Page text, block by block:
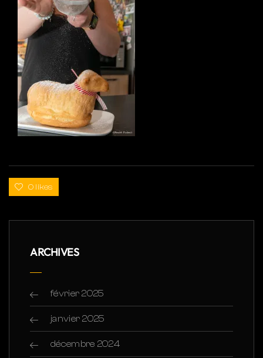
0 likes
ARCHIVES
février 2025
janvier 2025
décembre 2024